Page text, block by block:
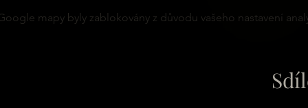
mapy byly zablokovány z důvodu vašeho nastavení